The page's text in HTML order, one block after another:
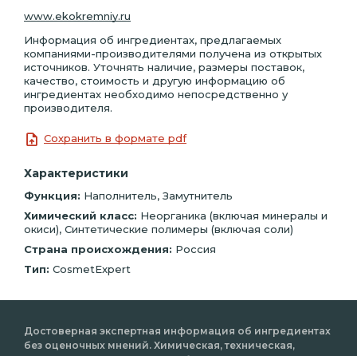
www.ekokremniy.ru
Информация об ингредиентах, предлагаемых
компаниями-производителями получена из открытых
источников. Уточнять наличие, размеры поставок,
качество, стоимость и другую информацию об
ингредиентах необходимо непосредственно у
производителя.
Сохранить в формате pdf
Характеристики
Функция: Наполнитель, Замутнитель
Химический класс: Неорганика (включая минералы и
окиси), Синтетические полимеры (включая соли)
Страна происхождения: Россия
Тип: CosmetExpert
Достоверная экспертная информация об ингредиентах
без оценочных мнений. Химическая, техническая,